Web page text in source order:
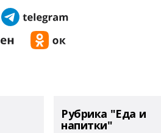
Рубрика "Еда и
напитки"